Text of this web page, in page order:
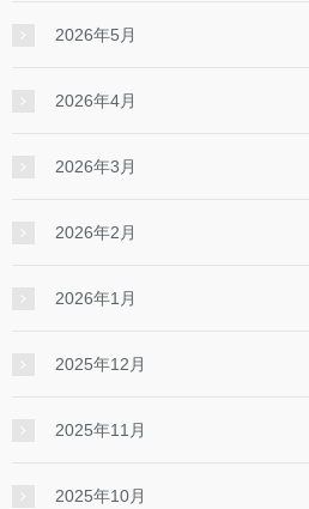
2026年5月
2026年4月
2026年3月
2026年2月
2026年1月
2025年12月
2025年11月
2025年10月